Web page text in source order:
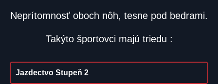
Neprítomnosť oboch nôh, tesne pod bedrami.
Takýto športovci majú triedu :
Jazdectvo Stupeň 2